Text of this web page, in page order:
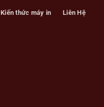
Kiến thức máy in Liên Hệ